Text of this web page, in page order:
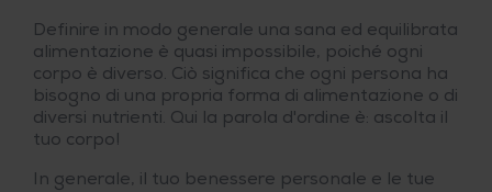
Definire in modo generale una sana ed equilibrata
alimentazione è quasi impossibile, poiché ogni
corpo è diverso. Ciò significa che ogni persona ha
bisogno di una propria forma di alimentazione o di
diversi nutrienti. Qui la parola d'ordine è: ascolta il
tuo corpo!
In generale, il tuo benessere personale e le tue